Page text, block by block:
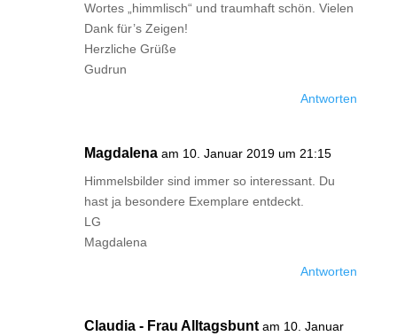
Wortes „himmlisch“ und traumhaft schön. Vielen
Dank für’s Zeigen!
Herzliche Grüße
Gudrun
Antworten
Magdalena am 10. Januar 2019 um 21:15
Himmelsbilder sind immer so interessant. Du
hast ja besondere Exemplare entdeckt.
LG
Magdalena
Antworten
Claudia - Frau Alltagsbunt am 10. Januar